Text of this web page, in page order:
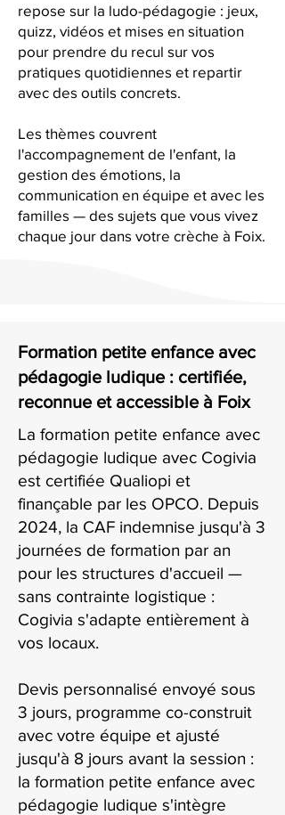
repose sur la ludo-pédagogie : jeux,
quizz, vidéos et mises en situation
pour prendre du recul sur vos
pratiques quotidiennes et repartir
avec des outils concrets.
Les thèmes couvrent
l'accompagnement de l'enfant, la
gestion des émotions, la
communication en équipe et avec les
familles — des sujets que vous vivez
chaque jour dans votre crèche à Foix.
Formation petite enfance avec
pédagogie ludique : certifiée,
reconnue et accessible à Foix
La formation petite enfance avec
pédagogie ludique avec Cogivia
est certifiée Qualiopi et
finançable par les OPCO. Depuis
2024, la CAF indemnise jusqu'à 3
journées de formation par an
pour les structures d'accueil —
sans contrainte logistique :
Cogivia s'adapte entièrement à
vos locaux.
Devis personnalisé envoyé sous
3 jours, programme co-construit
avec votre équipe et ajusté
jusqu'à 8 jours avant la session :
la formation petite enfance avec
pédagogie ludique s'intègre